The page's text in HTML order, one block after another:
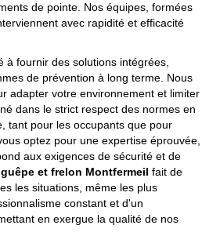
de pointe. Nos équipes, formées
avec rapidité et efficacité
à fournir des solutions intégrées,
de prévention à long terme. Nous
adapter votre environnement et limiter
dans le strict respect des normes en
tant pour les occupants que pour
optez pour une expertise éprouvée,
aux exigences de sécurité et de
et frelon Montfermeil fait de
les situations, même les plus
constant et d'un
en exergue la qualité de nos